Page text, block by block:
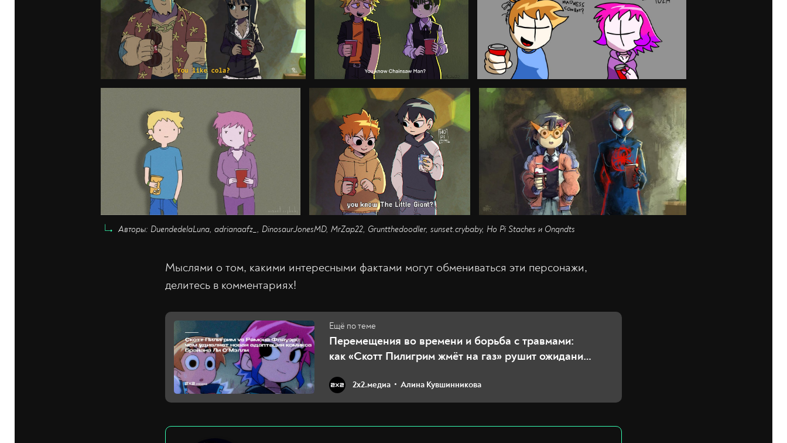
Авторы: DuendedelaLuna, adrianaafz_, DinosaurJonesMD, MrZap22, Gruntthedoodler, sunset.crybaby, Ho Pi Staches и Onqndts
Мыслями о том, какими интересными фактами могут обмениваться эти персонажи,
делитесь в комментариях!
Перемещения во времени и борьба с травмами:
как «Скотт Пилигрим жмёт на газ» рушит ожидания
2х2.медиа Алина Кувшинникова